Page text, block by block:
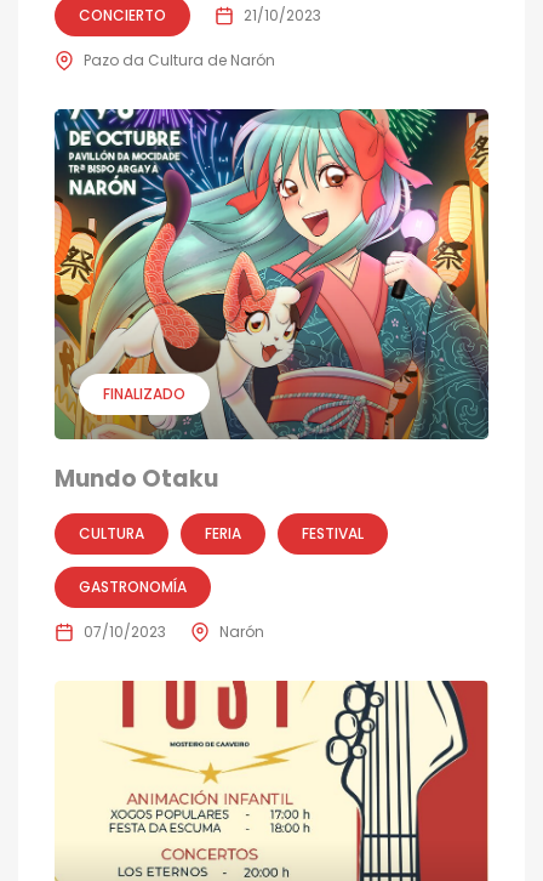
CONCIERTO 21/10/2023
Pazo da Cultura de Narón
FINALIZADO
Mundo Otaku
CULTURA FERIA FESTIVAL
GASTRONOMÍA
07/10/2023 Narón